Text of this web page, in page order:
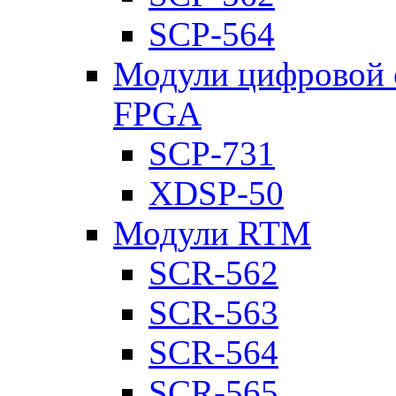
SCP-564
Модули цифровой
FPGA
SCP-731
XDSP-50
Модули RTM
SCR-562
SCR-563
SCR-564